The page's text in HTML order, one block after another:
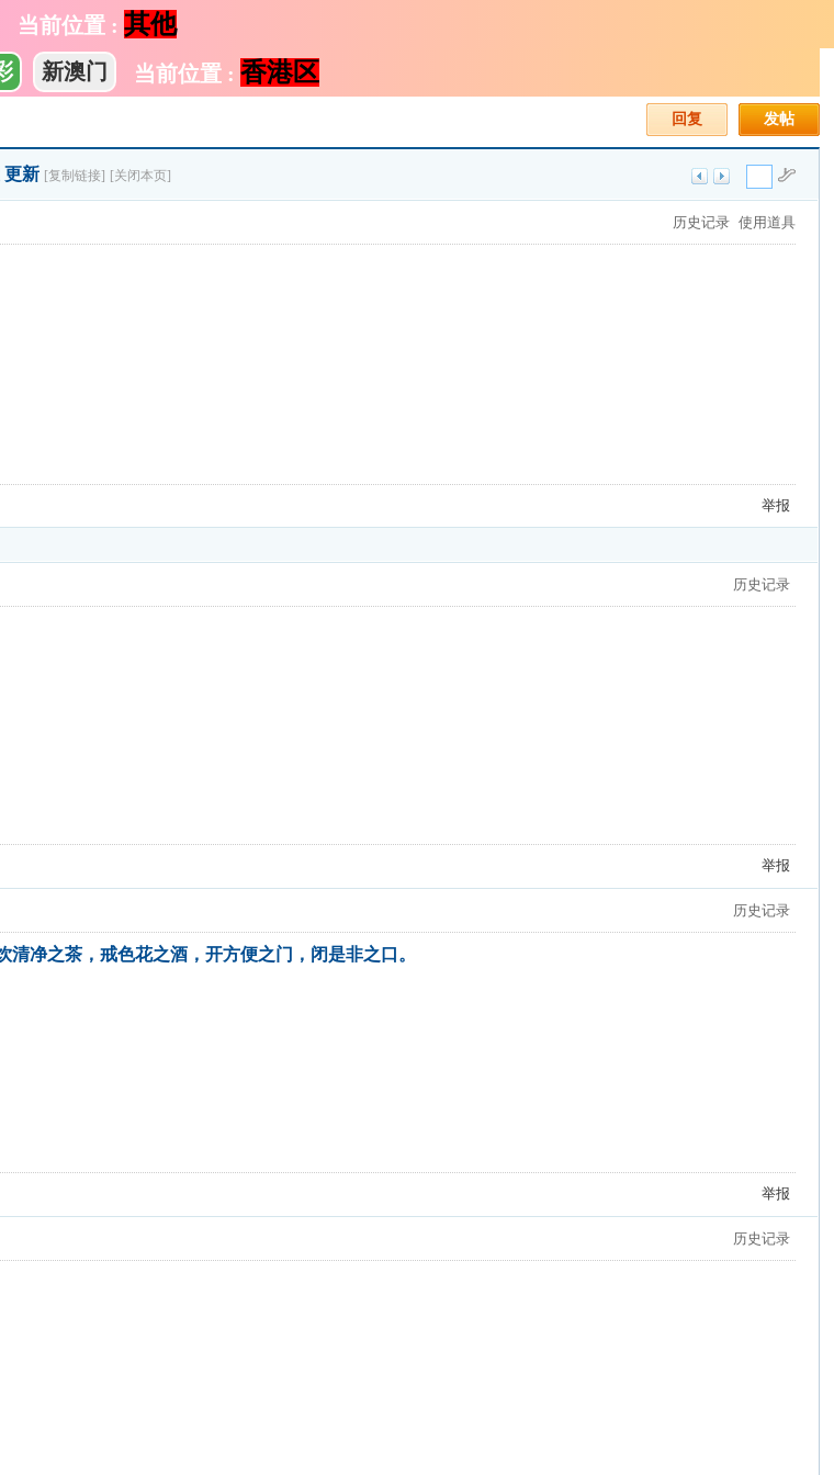
当前位置 : 其他
新澳门 当前位置 :香港区
发帖
回复
新 [复制链接] [关闭本页]
历史记录 使用道具
举报
历史记录
举报
历史记录
净之茶，戒色花之酒，开方便之门，闭是非之口。
举报
历史记录